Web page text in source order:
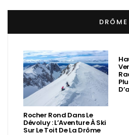
DRÔME
Rocher Rond Dans Le
Dévoluy : L’Aventure À Ski
Sur Le Toit De La Drôme